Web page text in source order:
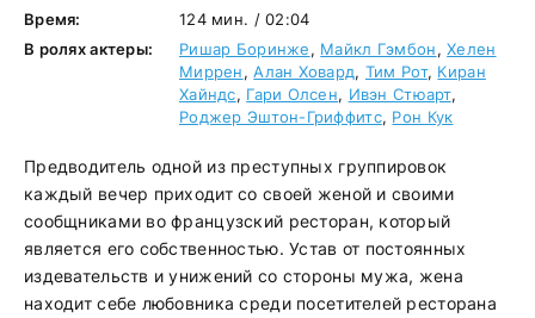
Время:
124 мин. / 02:04
В ролях актеры:
Ришар Боринже, Майкл Гэмбон,Хелен
Миррен,Алан Ховард, Тим Рот, Киран
Хайндс, Гари Олсен, Ивэн Стюарт,
Роджер Эштон-Гриффитс, Рон Кук
Предводитель одной из преступных группировок
каждый вечер приходит со своей женой и своими
сообщниками во французский ресторан, который
является его собственностью. Устав от постоянных
издевательств и унижений со стороны мужа, жена
находит себе любовника среди посетителей ресторана